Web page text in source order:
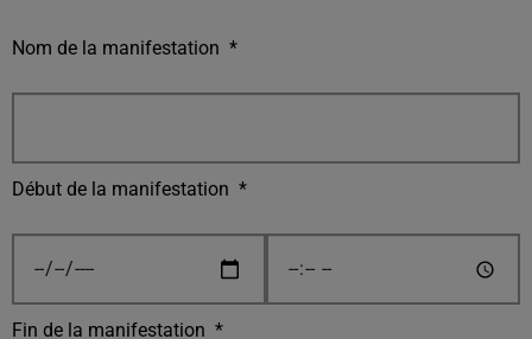
Nom de la manifestation *
Début de la manifestation *
Fin de la manifestation *